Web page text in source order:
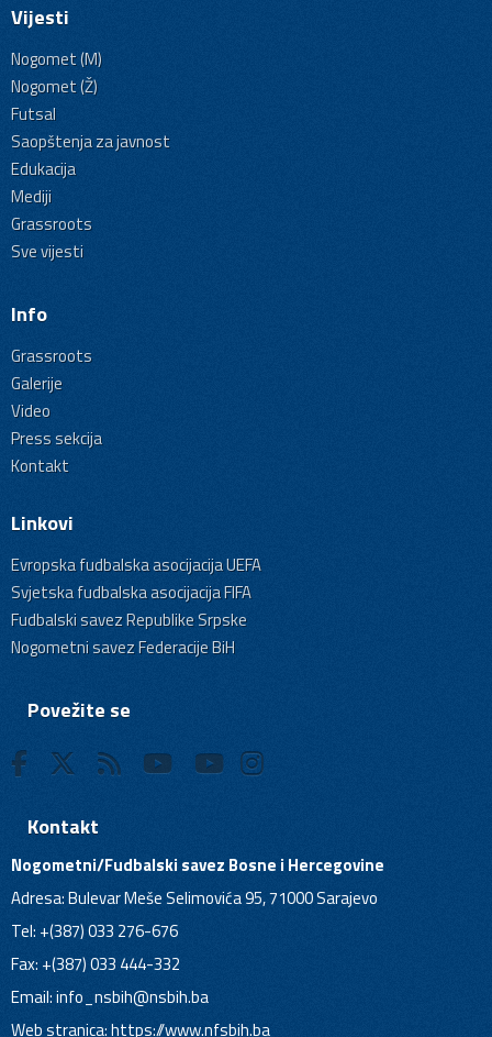
Vijesti
Nogomet (M)
Nogomet (Ž)
Futsal
Saopštenja za javnost
Edukacija
Mediji
Grassroots
Sve vijesti
Info
Grassroots
Galerije
Video
Press sekcija
Kontakt
Linkovi
Evropska fudbalska asocijacija UEFA
Svjetska fudbalska asocijacija FIFA
Fudbalski savez Republike Srpske
Nogometni savez Federacije BiH
Povežite se
Kontakt
Nogometni/Fudbalski savez Bosne i Hercegovine
Adresa: Bulevar Meše Selimovića 95, 71000 Sarajevo
Tel: +(387) 033 276-676
Fax: +(387) 033 444-332
Email:info_nsbih@nsbih.ba
Web stranica: https://www.nfsbih.ba